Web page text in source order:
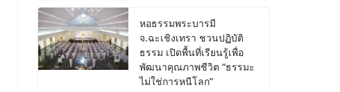
หอธรรมพระบารมี
จ.ฉะเชิงเทรา ชวนปฏิบัติ
ธรรม เปิดพื้นที่เรียนรู้เพื่อ
พัฒนาคุณภาพชีวิต “ธรรมะ
ไม่ใช่การหนีโลก”